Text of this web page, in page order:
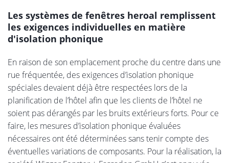
Les systèmes de fenêtres heroal remplissent
les exigences individuelles en matière
d'isolation phonique
En raison de son emplacement proche du centre dans une
rue fréquentée, des exigences d’isolation phonique
spéciales devaient déjà être respectées lors de la
planification de l’hôtel afin que les clients de l’hôtel ne
soient pas dérangés par les bruits extérieurs forts. Pour ce
faire, les mesures d’isolation phonique évaluées
nécessaires ont été déterminées sans tenir compte des
éventuelles variations de composants. Pour la réalisation, la